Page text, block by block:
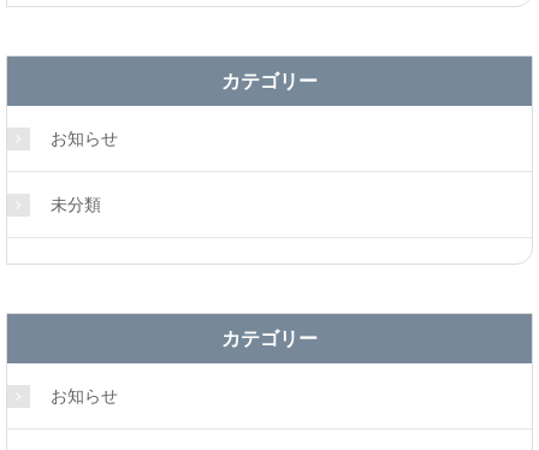
カテゴリー
お知らせ
未分類
カテゴリー
お知らせ